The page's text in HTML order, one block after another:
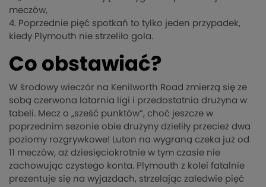
meczów,
4. Poprzednie pięć spotkań to tylko jeden przypadek,
kiedy Plymouth nie strzeliło gola.
Co obstawiać?
W środowy wieczór na Kenilworth Road zmierzą się ze
sobą czerwona latarnia ligi i przedostatnia drużyna w
tabeli. Mecz o „sześć punktów”, choć jeszcze w
poprzednim sezonie obie drużyny dzieliły przecież dwa
poziomy rozgrywkowe! Luton na wygraną czeka już od
11 meczów, aż dziesięciokrotnie w tym czasie nie
zachowując czystego konta. Plymouth z kolei fatalnie
prezentuje się na wyjazdach, strzelając zaledwie pięć